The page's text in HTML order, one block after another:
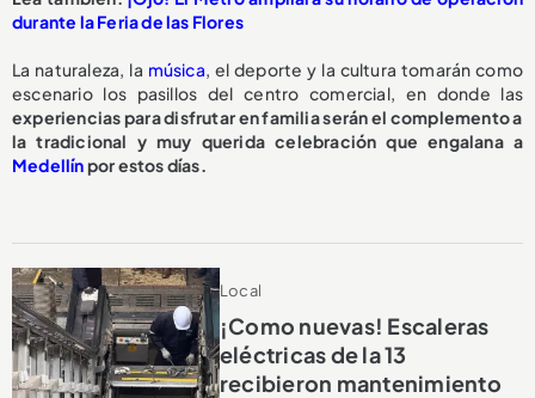
durante la Feria de las Flores
La naturaleza, la música, el deporte y la cultura tomarán como
escenario los pasillos del centro comercial, en donde las
experiencias para disfrutar en familia serán el complemento a
la tradicional y muy querida celebración que engalana a
Medellínpor estos días.
Local
¡Como nuevas! Escaleras
eléctricas de la 13
recibieron mantenimiento